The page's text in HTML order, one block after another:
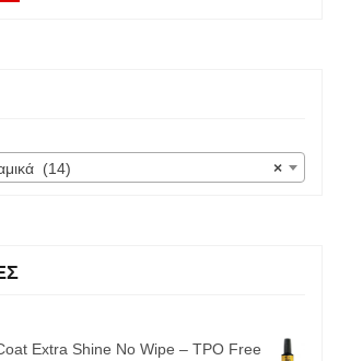
×
(14)
Extra Shine No Wipe – TPO Free